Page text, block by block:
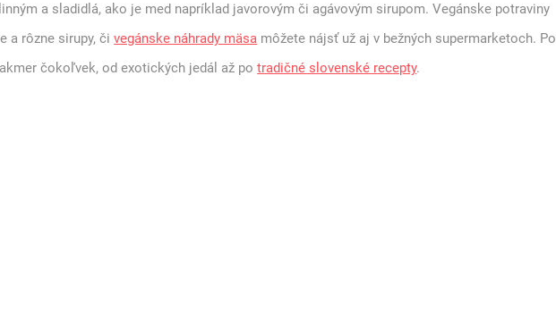
a sladidlá, ako je med napríklad javorovým či agávovým sirupom. Vegánske potraviny
a rôzne sirupy, čivegánske náhrady mäsa môžete nájsť už aj v bežných supermarketoch. Po
čokoľvek, od exotických jedál až potradičné slovenské recepty.